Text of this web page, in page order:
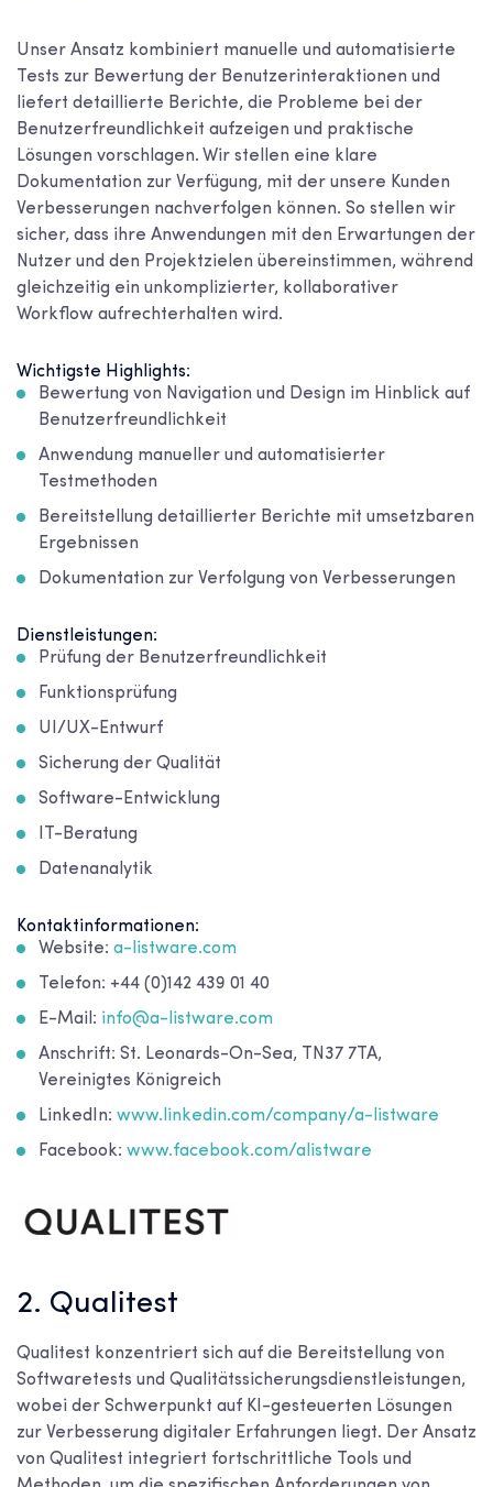
Unser Ansatz kombiniert manuelle und automatisierte
Tests zur Bewertung der Benutzerinteraktionen und
liefert detaillierte Berichte, die Probleme bei der
Benutzerfreundlichkeit aufzeigen und praktische
Lösungen vorschlagen. Wir stellen eine klare
Dokumentation zur Verfügung, mit der unsere Kunden
Verbesserungen nachverfolgen können. So stellen wir
sicher, dass ihre Anwendungen mit den Erwartungen der
Nutzer und den Projektzielen übereinstimmen, während
gleichzeitig ein unkomplizierter, kollaborativer
Workflow aufrechterhalten wird.
Wichtigste Highlights:
Bewertung von Navigation und Design im Hinblick auf
Benutzerfreundlichkeit
Anwendung manueller und automatisierter
Testmethoden
Bereitstellung detaillierter Berichte mit umsetzbaren
Ergebnissen
Dokumentation zur Verfolgung von Verbesserungen
Dienstleistungen:
Prüfung der Benutzerfreundlichkeit
Funktionsprüfung
UI/UX-Entwurf
Sicherung der Qualität
Software-Entwicklung
IT-Beratung
Datenanalytik
Kontaktinformationen:
Website: a-listware.com
Telefon: +44 (0)142 439 01 40
E-Mail: info@a-listware.com
Anschrift: St. Leonards-On-Sea, TN37 7TA,
Vereinigtes Königreich
LinkedIn: www.linkedin.com/company/a-listware
Facebook: www.facebook.com/alistware
2. Qualitest
Qualitest konzentriert sich auf die Bereitstellung von
Softwaretests und Qualitätssicherungsdienstleistungen,
wobei der Schwerpunkt auf KI-gesteuerten Lösungen
zur Verbesserung digitaler Erfahrungen liegt. Der Ansatz
von Qualitest integriert fortschrittliche Tools und